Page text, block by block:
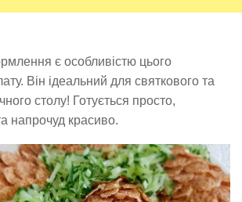
є особливістю цього
Він ідеальний для святкового та
столу! Готується просто,
напрочуд красиво.